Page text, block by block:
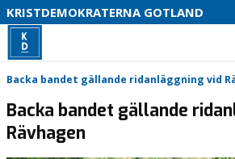
KRISTDEMOKRATERNA GOTLAND
HEM
Backa bandet gällande ridanläggning vid
Backa bandet gällande
Rävhagen